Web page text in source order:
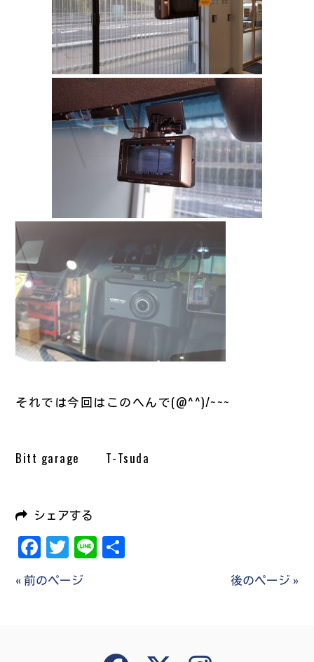
それでは今回はこのへんで(@^^)/~~~
Bitt garage T-Tsuda
シェアする
Facebook
Twitter
Line
« 前のページ 後のページ »